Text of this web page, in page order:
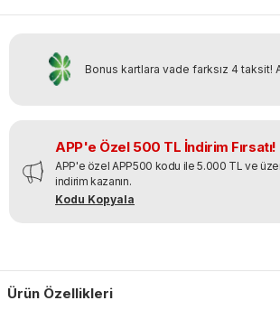
Bonus kartlara vade farksız 4 taksit!
APP'e Özel 500 TL İndirim Fırsatı!
APP'e özel APP500 kodu ile 5.000 TL ve
indirim kazanın.
Kodu Kopyala
Ürün Özellikleri